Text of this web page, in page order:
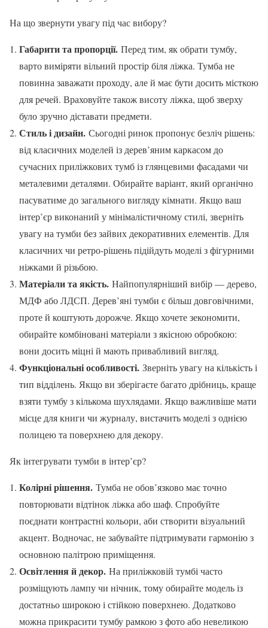
На що звернути увагу під час вибору?
Габарити та пропорції. Перед тим, як обрати тумбу,
варто виміряти вільний простір біля ліжка. Тумба не
повинна заважати проходу, але й має бути досить місткою
для речей. Враховуйте також висоту ліжка, щоб зверху
було зручно діставати предмети.
Стиль і дизайн. Сьогодні ринок пропонує безліч рішень:
від класичних моделей із дерев’яним каркасом до
сучасних приліжкових тумб із глянцевими фасадами чи
металевими деталями. Обирайте варіант, який органічно
пасуватиме до загального вигляду кімнати. Якщо ваш
інтер’єр виконаний у мінімалістичному стилі, зверніть
увагу на тумби без зайвих декоративних елементів. Для
класичних чи ретро-рішень підійдуть моделі з фігурними
ніжками й різьбою.
Матеріали та якість. Найпопулярніший вибір — дерево,
МДФ або ЛДСП. Дерев’яні тумби є більш довговічними,
проте й коштують дорожче. Якщо хочете зекономити,
обирайте комбіновані матеріали з якісною обробкою:
вони досить міцні й мають привабливий вигляд.
Функціональні особливості. Зверніть увагу на кількість і
тип відділень. Якщо ви зберігаєте багато дрібниць, краще
взяти тумбу з кількома шухлядами. Якщо важливіше мати
місце для книги чи журналу, вистачить моделі з однією
полицею та поверхнею для декору.
Як інтегрувати тумби в інтер’єр?
Колірні рішення. Тумба не обов’язково має точно
повторювати відтінок ліжка або шаф. Спробуйте
поєднати контрастні кольори, аби створити візуальний
акцент. Водночас, не забувайте підтримувати гармонію з
основною палітрою приміщення.
Освітлення й декор. На приліжковій тумбі часто
розміщують лампу чи нічник, тому обирайте модель із
достатньо широкою і стійкою поверхнею. Додатково
можна прикрасити тумбу рамкою з фото або невеликою